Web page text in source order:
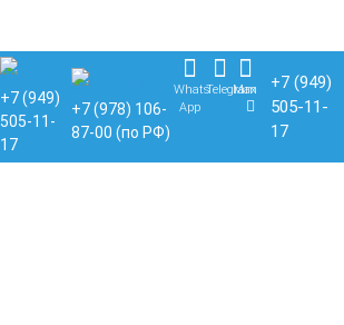
+7 (949)
505-11-
17
+7 (978) 106-
87-00 (по РФ)
Whats
App
Telegram
Max
+7 (949)
505-11-
17